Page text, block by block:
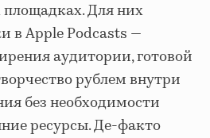
Для них
в Apple Podcasts —
аудитории, готовой
рублем внутри
без необходимости
ресурсы. Де-факто